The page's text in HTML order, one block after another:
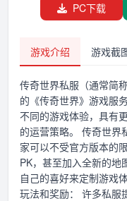
PC下载
游戏介绍 游戏截
传奇世界私服（通常简
的《传奇世界》游戏服
不同的游戏体验，具有
的运营策略。 传奇世界
家可以不受官方版本的
PK，甚至加入全新的地
自己的喜好来定制游戏
玩法和奖励： 许多私服